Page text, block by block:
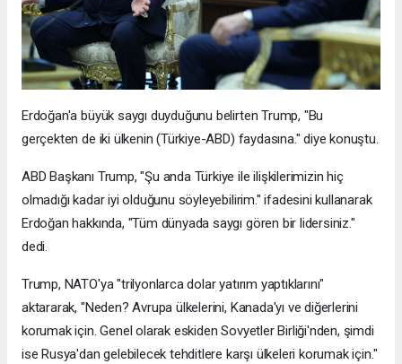
Erdoğan'a büyük saygı duyduğunu belirten Trump, "Bu
gerçekten de iki ülkenin (Türkiye-ABD) faydasına." diye konuştu.
ABD Başkanı Trump, "Şu anda Türkiye ile ilişkilerimizin hiç
olmadığı kadar iyi olduğunu söyleyebilirim." ifadesini kullanarak
Erdoğan hakkında, "Tüm dünyada saygı gören bir lidersiniz."
dedi.
Trump, NATO'ya "trilyonlarca dolar yatırım yaptıklarını"
aktararak, "Neden? Avrupa ülkelerini, Kanada'yı ve diğerlerini
korumak için. Genel olarak eskiden Sovyetler Birliği'nden, şimdi
ise Rusya'dan gelebilecek tehditlere karşı ülkeleri korumak için."